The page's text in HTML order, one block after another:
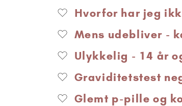
Hvorfor har jeg
Mens udebliver -
Ulykkelig - 14 år
Graviditetstest
Glemt p-pille og